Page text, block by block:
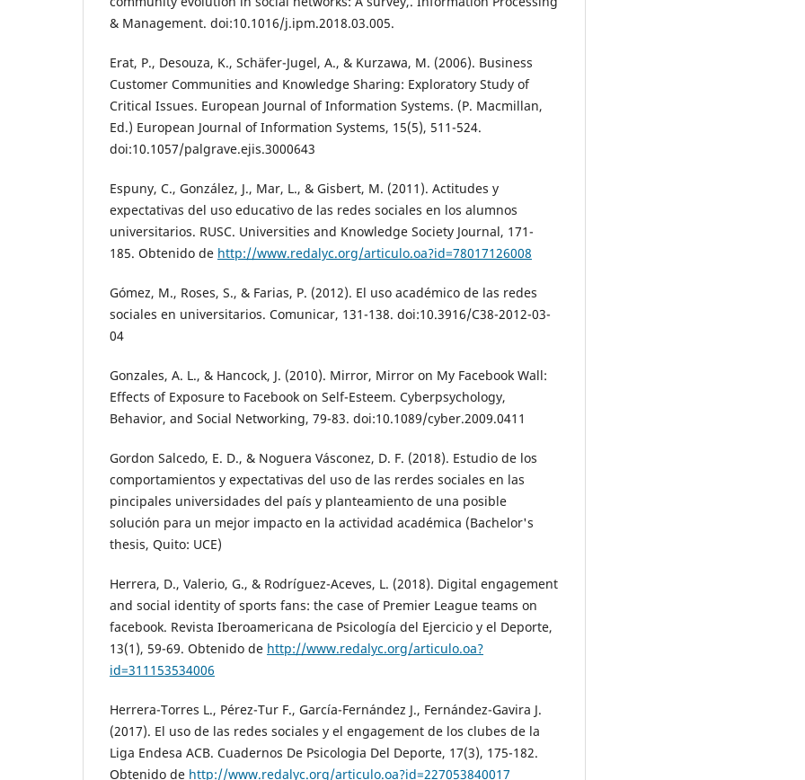
& Management. doi:10.1016/j.ipm.2018.03.005.
Erat, P., Desouza, K., Schäfer-Jugel, A., & Kurzawa, M. (2006). Business
Customer Communities and Knowledge Sharing: Exploratory Study of
Critical Issues. European Journal of Information Systems. (P. Macmillan,
Ed.) European Journal of Information Systems, 15(5), 511-524.
doi:10.1057/palgrave.ejis.3000643
Espuny, C., González, J., Mar, L., & Gisbert, M. (2011). Actitudes y
expectativas del uso educativo de las redes sociales en los alumnos
universitarios. RUSC. Universities and Knowledge Society Journal, 171-
185. Obtenido de http://www.redalyc.org/articulo.oa?id=78017126008
Gómez, M., Roses, S., & Farias, P. (2012). El uso académico de las redes
sociales en universitarios. Comunicar, 131-138. doi:10.3916/C38-2012-03-
04
Gonzales, A. L., & Hancock, J. (2010). Mirror, Mirror on My Facebook Wall:
Effects of Exposure to Facebook on Self-Esteem. Cyberpsychology,
Behavior, and Social Networking, 79-83. doi:10.1089/cyber.2009.0411
Gordon Salcedo, E. D., & Noguera Vásconez, D. F. (2018). Estudio de los
comportamientos y expectativas del uso de las rerdes sociales en las
pincipales universidades del país y planteamiento de una posible
solución para un mejor impacto en la actividad académica (Bachelor's
thesis, Quito: UCE)
Herrera, D., Valerio, G., & Rodríguez-Aceves, L. (2018). Digital engagement
and social identity of sports fans: the case of Premier League teams on
facebook. Revista Iberoamericana de Psicología del Ejercicio y el Deporte,
13(1), 59-69. Obtenido de http://www.redalyc.org/articulo.oa?
id=311153534006
Herrera-Torres L., Pérez-Tur F., García-Fernández J., Fernández-Gavira J.
(2017). El uso de las redes sociales y el engagement de los clubes de la
Liga Endesa ACB. Cuadernos De Psicologia Del Deporte, 17(3), 175-182.
Obtenido de http://www.redalyc.org/articulo.oa?id=227053840017